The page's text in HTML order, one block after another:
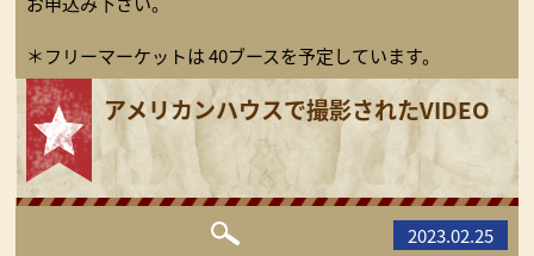
＊フリーマーケットは 40ブースを予定しています。
アメリカンハウスで撮影されたVIDEO
2023.02.25